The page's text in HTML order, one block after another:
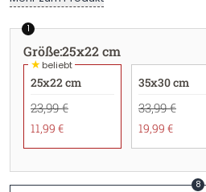
1
Größe:25x22 cm
★beliebt
25x22 cm
23,99 €
11,99 €
35x30 cm
33,99 €
19,99 €
8